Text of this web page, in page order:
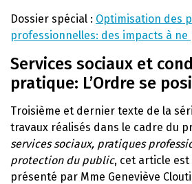
Dossier spécial : Optimisation des
professionnelles: des impacts à ne
Services sociaux et
pratique: L’Ordre se
Troisième et dernier texte de la
travaux réalisés dans le cadre du
services sociaux, pratiques
protection du public, cet article
présenté par Mme Geneviève